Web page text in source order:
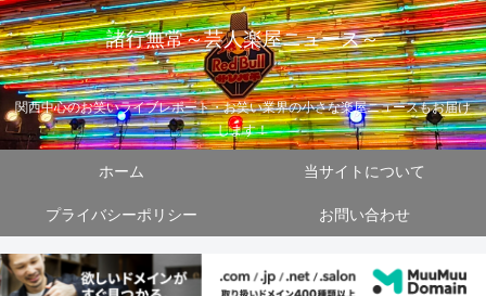
諸行無常～芸人楽屋ニュース～
関西中心のお笑いライブレポート・お笑い業界の小さな楽屋ニュースもお届け
します！
ホーム 当サイトについて
プライバシーポリシー お問い合わせ